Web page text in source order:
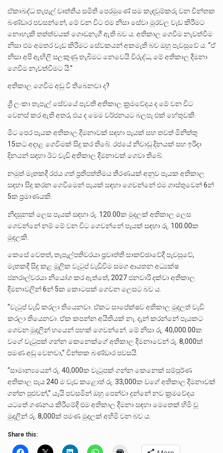
ඒකාබද්ධ තැපැල් වෘත්තීය සමිති පෙරමුණේ සම කැඳවුම්කරු වන චින්තක
බණ්ඩාර පවසන්නේ, මේ වන විට එම නිසා සේවා මුරවල වැඩ කිරීමට
නොහැකි තත්ත්වයක් ගොඩනැගී ඇති බව ය. අතිකාල ගෙවීම නැවත්වීම
නිසා එම අමතර වැඩ කිරීමට සේවකයන් අකමැති බව ඔහු පැවසුවේ ය. “ඒ
නිසා අපි ඇඟිලි සලකුණු තැබීමට නෙවෙයි විරුද්ධ, මේ අතිකාල දීමනා
ගෙවීම නැවත්වීමට යි.”
අතිකාල ගෙවීම අඩු වී තිබෙනවා ද?
ශ්‍රී ලංකා තැපැල් සේවයේ පැවති අතිකාල ක්‍රමවේදය ද මේ වන විට
වෙනස් කර ඇති අතර, එය ද මෙම වර්ජනයට බලපෑ එක් හේතුවකි.
මීට පෙර පැයක අතිකාල දීමනාවක් සඳහා පැයක් සහ තවත් මිනිත්තු
15කට අදාළ ගෙවීමක් සිදු කර තිබේ. රජයේ නිවාඩු දිනයක් සහ ඉරිදා
දිනයන් සඳහා ඊට වැඩි අතිකාල දීමනාවක් ගෙවා තිබේ.
නමුත් මෑතකදී රජය ගත් ප්‍රතිපත්තිමය තීරණයක් අනුව පැයක අතිකාල
සඳහා සිදු කරන ගෙවීමෙන් පැයක් සඳහා ගෙවන්නේ එම ගාස්තුවෙන් 6න්
5ක ප්‍රමාණයකි.
නිදසුනක් ලෙස පැයක් සඳහා රු. 120.00ක මුදලක් අතිකාල ලෙස
ගෙවන්නේ නම් මේ වන විට ගෙවන්නේ පැයක් සඳහා රු. 100.00ක
මුදලකි.
කෙසේ වෙතත්, තැපැල්පතිවරයා ප්‍රවෘත්ති සාකච්ඡාවේදී පැවසුවේ,
මෑතකදී සිදු කළ මූලික වැටුප් වැඩිවීම සමග ආයතන අධ්‍යක්ෂ
ජනරාල්වරයා නියෝග කර ඇත්තේ, 2027 ජනවාරි දක්වා අතිකාල
දීමනාවලින් 6න් 5ක කොටසක් ගෙවන ලෙසට බව ය.
“වැටුප් වැඩි කරලා තියෙනවා. ඒකට සාපේක්ෂව අතිකාල මුදලත් වැඩි
කරලා තියෙනවා. ඒක කපන්න අයිතියක් නෑ. දැන් කරන්නේ පැයකට
ගෙවන මුදලින් හයෙන් පහක් ගෙවන්නේ. මේ නිසා රු. 40,000.00ක
වගේ වැටුපක් ගන්න කෙනෙක්ගේ අතිකාල දීමනාවෙන් රු. 8,000ක්
පමණ අඩු වෙනවා,” චින්තක බණ්ඩාර පවසයි.
“සාමාන්‍යයෙන් රු. 40,000ක වැටුපක් ගන්න කෙනෙක් සම්පූර්ණ
අතිකාල පැය 240 ම වැඩ කළොත් රු. 33,000ක වගේ අතිකාල දීමනාවක්
ගන්න පුළුවන්,” යැයි පවසමින් ඔහු පෙන්වා දුන්නේ නව ක්‍රමවේදය
යටතේ ගණනය කිරීමේදී එම අතිකාල දීමනා සඳහා මෙතෙක් හිමි වූ
මුදලින් රු. 8,000ක් පමණ මුදලක් අහිමි වන බව ය.
Share this: